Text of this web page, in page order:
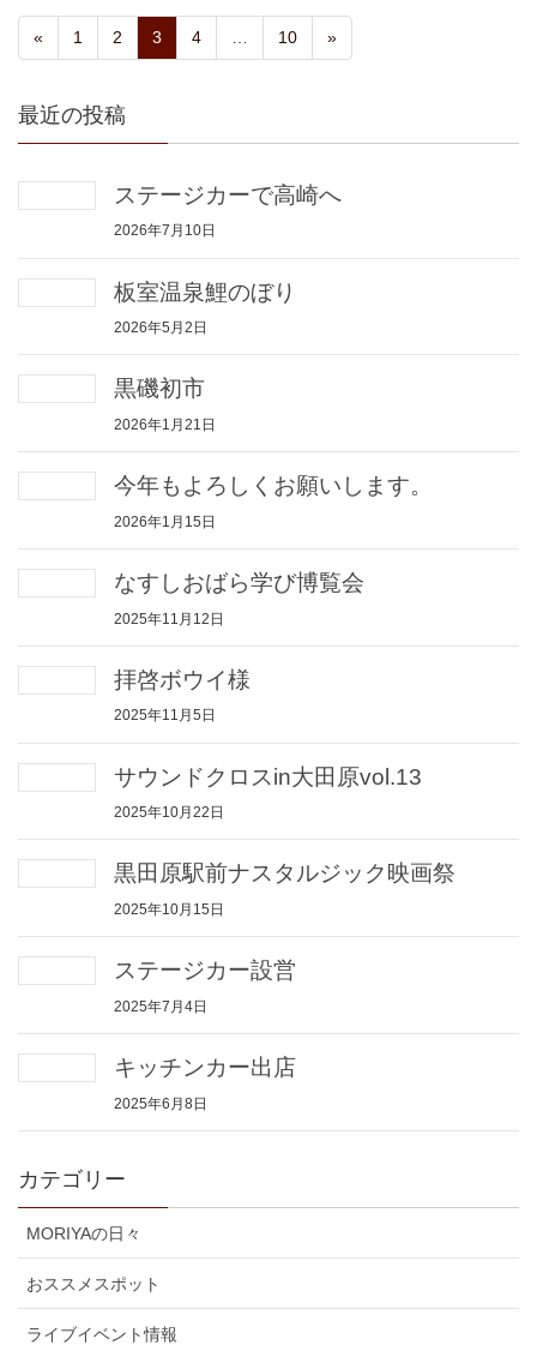
« 1 2 3 4 10 »
最近の投稿
ステージカーで高崎へ
2026年7月10日
板室温泉鯉のぼり
2026年5月2日
黒磯初市
2026年1月21日
今年もよろしくお願いします。
2026年1月15日
なすしおばら学び博覧会
2025年11月12日
拝啓ボウイ様
2025年11月5日
サウンドクロスin大田原vol.13
2025年10月22日
黒田原駅前ナスタルジック映画祭
2025年10月15日
ステージカー設営
2025年7月4日
キッチンカー出店
2025年6月8日
カテゴリー
MORIYAの日々
おススメスポット
ライブイベント情報